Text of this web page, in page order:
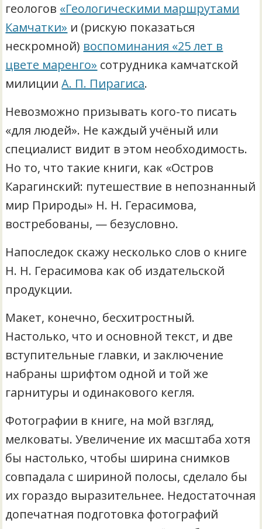
геологов «Геологическими маршрутами
Камчатки» и (рискую показаться
нескромной) воспоминания «25 лет в
цвете маренго» сотрудника камчатской
милицииА. П. Пирагиса.
Невозможно призывать кого-то писать
«для людей». Не каждый учёный или
специалист видит в этом необходимость.
Но то, что такие книги, как «Остров
Карагинский: путешествие в непознанный
мир Природы» Н. Н. Герасимова,
востребованы, — безусловно.
Напоследок скажу несколько слов о книге
Н. Н. Герасимова как об издательской
продукции.
Макет, конечно, бесхитростный.
Настолько, что и основной текст, и две
вступительные главки, и заключение
набраны шрифтом одной и той же
гарнитуры и одинакового кегля.
Фотографии в книге, на мой взгляд,
мелковаты. Увеличение их масштаба хотя
бы настолько, чтобы ширина снимков
совпадала с шириной полосы, сделало бы
их гораздо выразительнее. Недостаточная
допечатная подготовка фотографий